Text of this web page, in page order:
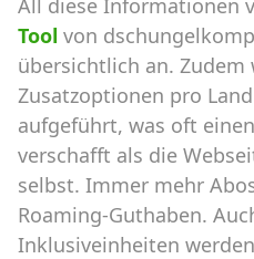
All diese Informationen
Tool von
übersichtlich an. Zudem
Zusatzoptionen pro
aufgeführt, was oft
verschafft als die
selbst. Immer mehr
Roaming-Guthaben.
Inklusiveinheiten